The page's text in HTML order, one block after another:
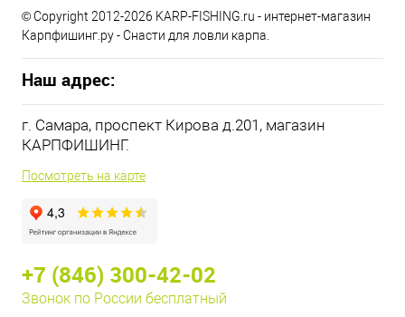
© Copyright 2012-2026 KARP-FISHING.ru - интернет-магазин
Карпфишинг.ру - Снасти для ловли карпа.
Наш адрес:
г. Самара, проспект Кирова д.201, магазин
КАРПФИШИНГ.
Посмотреть на карте
+7 (846) 300-42-02
Звонок по России бесплатный